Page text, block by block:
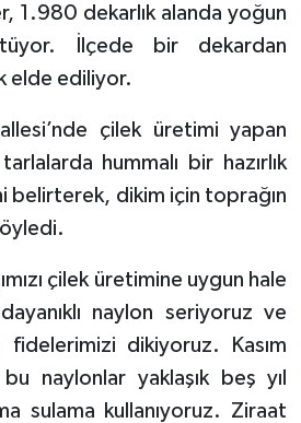
1.980 dekarlık alanda yoğun
İlçede bir dekardan
elde ediliyor.
çilek üretimi yapan
hummalı bir hazırlık
belirterek, dikim için toprağın
çilek üretimine uygun hale
naylon seriyoruz ve
fidelerimizi dikiyoruz. Kasım
naylonlar yaklaşık beş yıl
sulama kullanıyoruz. Ziraat